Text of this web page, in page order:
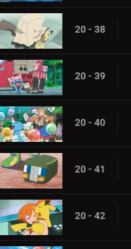
20 - 38
20 - 39
20 - 40
20 - 41
20 - 42